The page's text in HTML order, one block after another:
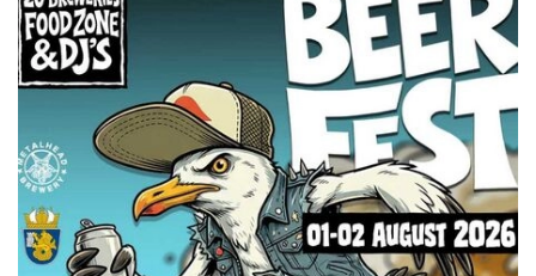
Коментарите
под
статиите
се
читателите
и
редакцията
не
носи
отговорност